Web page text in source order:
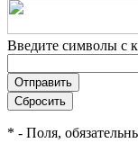
Введите символы с
* - Поля,